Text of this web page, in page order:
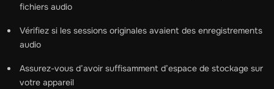
fichiers audio
Vérifiez si les sessions originales avaient des enregistrements
audio
Assurez-vous d’avoir suffisamment d’espace de stockage sur
votre appareil